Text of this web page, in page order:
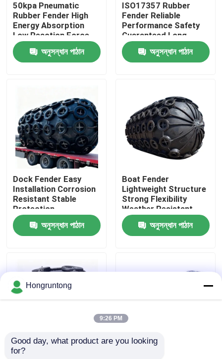
ভিডিও
আমাদের সম্পর্কে
কারখানা ভ্রমণ
গুণমান নিয়ন্ত্রণ
ডক রাবার ফেন্ডার
বায়ুসংক্রান্ত রাবার ফেন্ডার
50kpa Pneumatic
Rubber Fender High
Energy Absorption
Low Reaction Force
Durable Use
অনুসন্ধান পাঠান
ISO17357 Rubber
Fender Reliable
Performance Safety
Guaranteed Long
Service Life
অনুসন্ধান পাঠান
Dock Fender Easy
Installation Corrosion
Resistant Stable
Protection
অনুসন্ধান পাঠান
Boat Fender
Lightweight Structure
Strong Flexibility
Weather Resistant
অনুসন্ধান পাঠান
Yokohama Rubber
Hongruntong
9:26 PM
Good day, what product are you looking
for?